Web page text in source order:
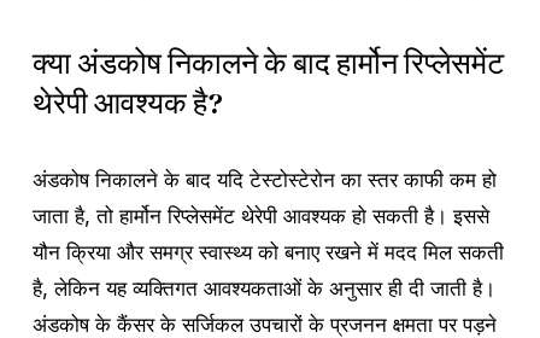
क्या अंडकोष निकालने के बाद हार्मोन रिप्लेसमेंट
थेरेपी आवश्यक है?
अंडकोष निकालने के बाद यदि टेस्टोस्टेरोन का स्तर काफी कम हो
जाता है, तो हार्मोन रिप्लेसमेंट थेरेपी आवश्यक हो सकती है। इससे
यौन क्रिया और समग्र स्वास्थ्य को बनाए रखने में मदद मिल सकती
है, लेकिन यह व्यक्तिगत आवश्यकताओं के अनुसार ही दी जाती है।
अंडकोष के कैंसर के सर्जिकल उपचारों के प्रजनन क्षमता पर पड़ने